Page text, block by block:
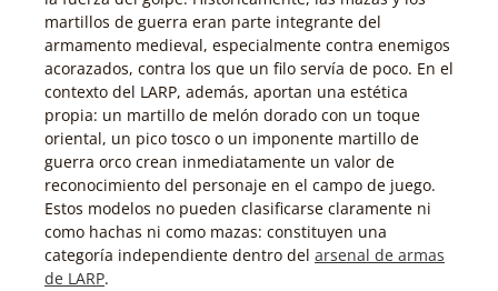
martillos de guerra eran parte integrante del
armamento medieval, especialmente contra enemigos
acorazados, contra los que un filo servía de poco. En el
contexto del LARP, además, aportan una estética
propia: un martillo de melón dorado con un toque
oriental, un pico tosco o un imponente martillo de
guerra orco crean inmediatamente un valor de
reconocimiento del personaje en el campo de juego.
Estos modelos no pueden clasificarse claramente ni
como hachas ni como mazas: constituyen una
categoría independiente dentro del arsenal de armas
de LARP.